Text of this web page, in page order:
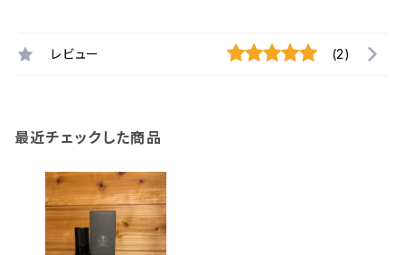
レビュー (2)
最近チェックした商品